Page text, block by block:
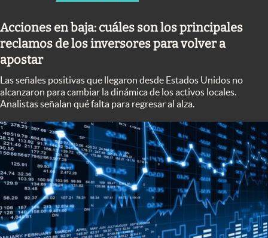
Columnistas
Otras secciones
Infotechnology
Clima
Mundial 2026
Eventos Corporativos
El Cronista Studio
Mediakit
Acciones en baja: cuáles son los principales
reclamos de los inversores para volver a
apostar
Las señales positivas que llegaron desde Estados Unidos no
alcanzaron para cambiar la dinámica de los activos locales.
Analistas señalan qué falta para regresar al alza.